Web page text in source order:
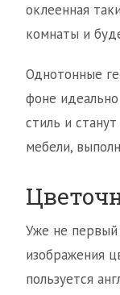
оклеенная
комнаты и
Однотонные
фоне
стиль и
мебели,
Уже не
изображения
пользуется